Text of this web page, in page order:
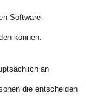
Software-
können.
an
die entscheiden